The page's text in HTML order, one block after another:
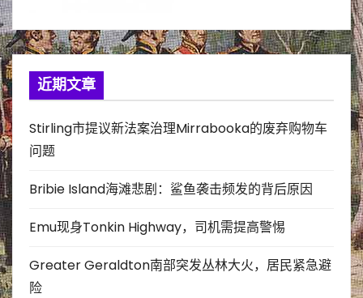
近期文章
Stirling市提议新法案治理Mirrabooka的废弃购物车
问题
Bribie Island海滩悲剧：鲨鱼袭击频发的背后原因
Emu现身Tonkin Highway，司机需提高警惕
Greater Geraldton南部突发丛林大火，居民紧急避
险